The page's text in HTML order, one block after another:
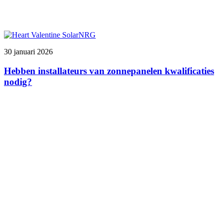
30 januari 2026
Hebben installateurs van zonnepanelen kwalificaties
nodig?